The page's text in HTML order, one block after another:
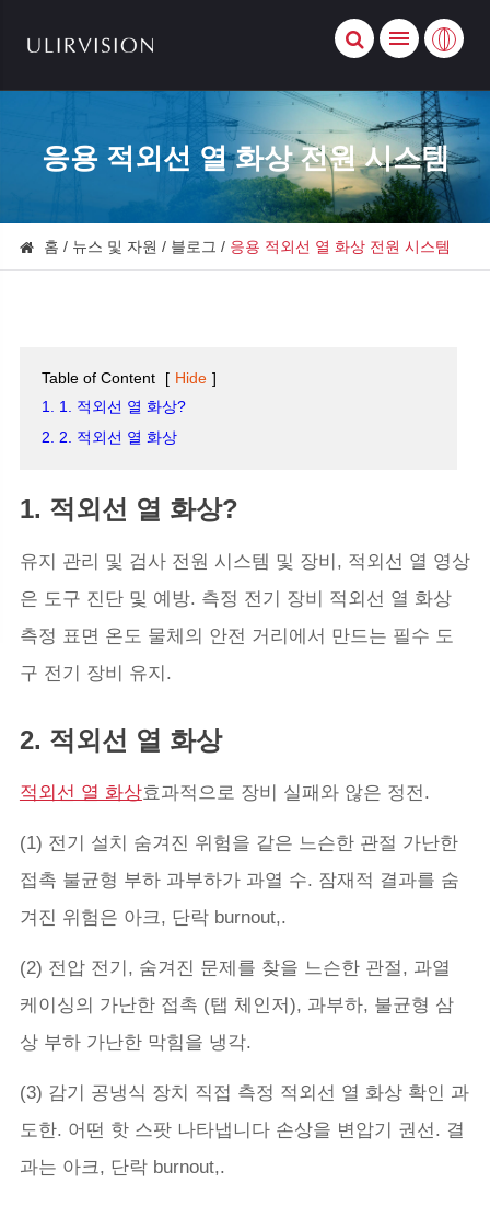
응용 적외선 열 화상 전원 시스템
홈 뉴스 및 자원 블로그 응용 적외선 열 화상 전원 시스템
Table of Content [ Hide ]
1. 1. 적외선 열 화상?
2. 2. 적외선 열 화상
1. 적외선 열 화상?
유지 관리 및 검사 전원 시스템 및 장비, 적외선 열 영상
은 도구 진단 및 예방. 측정 전기 장비 적외선 열 화상
측정 표면 온도 물체의 안전 거리에서 만드는 필수 도
구 전기 장비 유지.
2. 적외선 열 화상
적외선 열 화상효과적으로 장비 실패와 않은 정전.
(1) 전기 설치 숨겨진 위험을 같은 느슨한 관절 가난한
접촉 불균형 부하 과부하가 과열 수. 잠재적 결과를 숨
겨진 위험은 아크, 단락 burnout,.
(2) 전압 전기, 숨겨진 문제를 찾을 느슨한 관절, 과열
케이싱의 가난한 접촉 (탭 체인저), 과부하, 불균형 삼
상 부하 가난한 막힘을 냉각.
(3) 감기 공냉식 장치 직접 측정 적외선 열 화상 확인 과
도한. 어떤 핫 스팟 나타냅니다 손상을 변압기 권선. 결
과는 아크, 단락 burnout,.